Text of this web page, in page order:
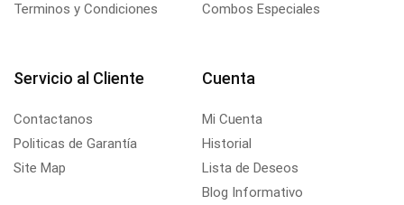
Terminos y Condiciones
Combos Especiales
Servicio al Cliente
Contactanos
Politicas de Garantía
Site Map
Cuenta
Mi Cuenta
Historial
Lista de Deseos
Blog Informativo